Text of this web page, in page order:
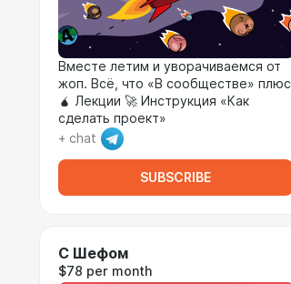
Вместе летим и уворачиваемся от
жоп. Всё, что «В сообществе» плюс
🧉 Лекции 🚀 Инструкция «Как
сделать проект»
+ chat
SUBSCRIBE
С Шефом
$78 per month